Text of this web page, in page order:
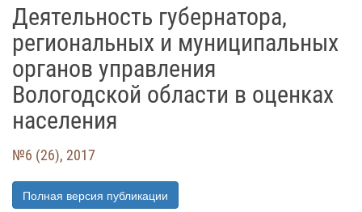
Деятельность губернатора,
региональных и муниципальных
органов управления
Вологодской области в оценках
населения
№6 (26), 2017
Полная версия публикации